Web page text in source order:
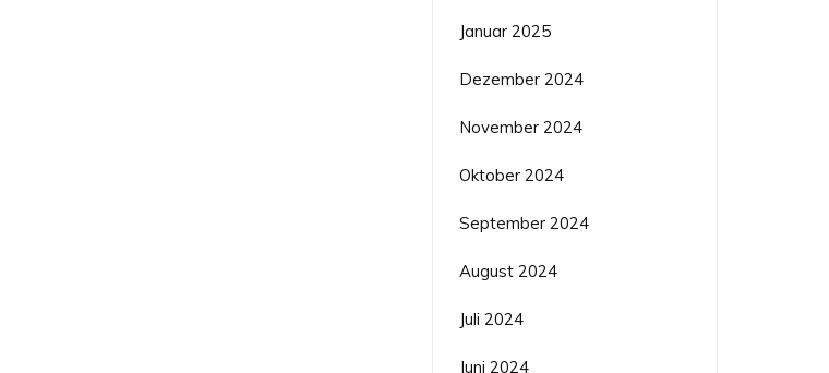
Januar 2025
Dezember 2024
November 2024
Oktober 2024
September 2024
August 2024
Juli 2024
Juni 2024